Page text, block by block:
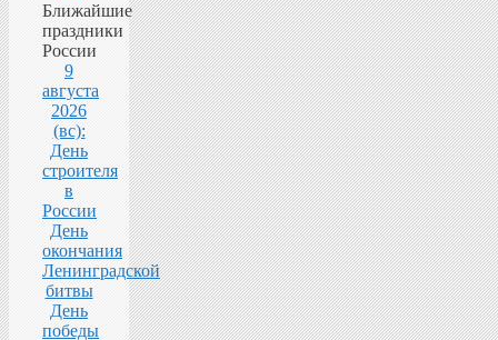
Ближайшие
праздники
России
9
августа
2026
(вс):
День
строителя
в
России
День
окончания
Ленинградской
битвы
День
победы